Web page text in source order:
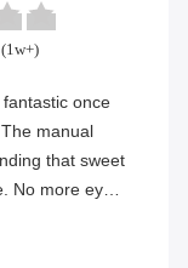
once
manual
that sweet
No more eye